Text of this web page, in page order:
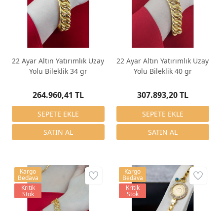
22 Ayar Altın Yatırımlık Uzay
Yolu Bileklik 34 gr
264.960,41 TL
22 Ayar Altın Yatırımlık Uzay
Yolu Bileklik 40 gr
307.893,20 TL
Kargo
Bedava
Kritik
Stok
Kargo
Bedava
Kritik
Stok